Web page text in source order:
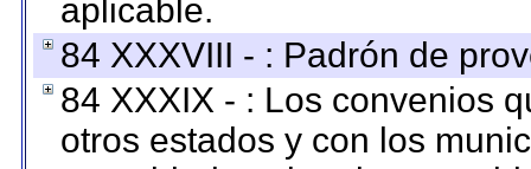
aplicable.
84 XXXVIII - : Padrón de
84 XXXIX - : Los convenios
otros estados y con los